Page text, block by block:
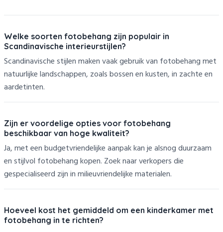
Welke soorten fotobehang zijn populair in
Scandinavische interieurstijlen?
Scandinavische stijlen maken vaak gebruik van fotobehang met
natuurlijke landschappen, zoals bossen en kusten, in zachte en
aardetinten.
Zijn er voordelige opties voor fotobehang
beschikbaar van hoge kwaliteit?
Ja, met een budgetvriendelijke aanpak kan je alsnog duurzaam
en stijlvol fotobehang kopen. Zoek naar verkopers die
gespecialiseerd zijn in milieuvriendelijke materialen.
Hoeveel kost het gemiddeld om een kinderkamer met
fotobehang in te richten?